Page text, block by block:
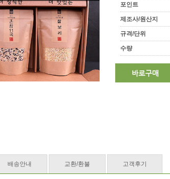
포인트
제조사/원산지
규격/단위
수량
배송안내 교환/환불 고객후기